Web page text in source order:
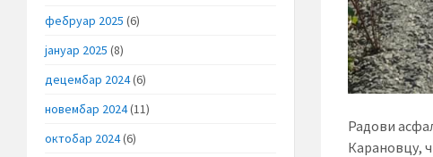
Радови
Карановцу,
фебруар 2025 (6)
јануар 2025 (8)
децембар 2024(6)
новембар 2024(11)
октобар 2024(6)